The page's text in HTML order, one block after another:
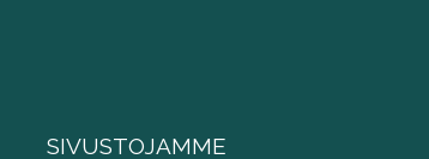
SIVUSTOJAMME